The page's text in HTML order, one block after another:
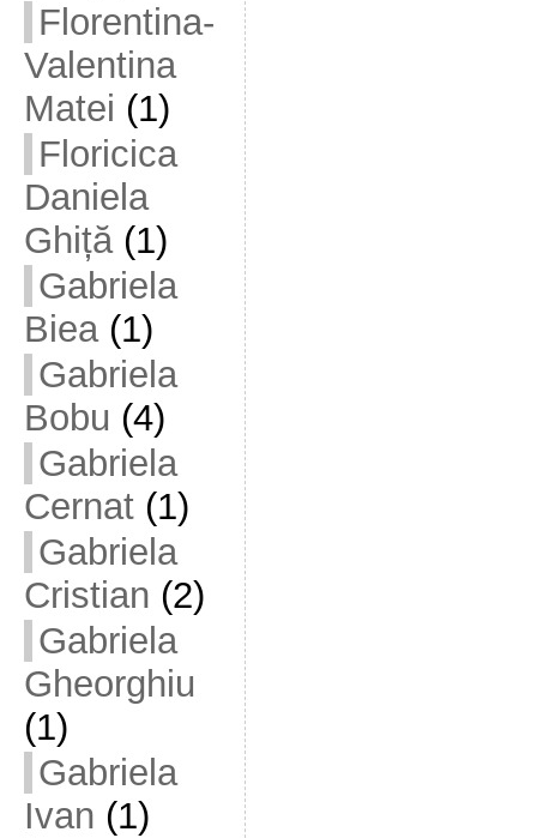
Florentina-
Valentina
Matei (1)
Floricica
Daniela
Ghiță(1)
Gabriela
Biea(1)
Gabriela
Bobu (4)
Gabriela
Cernat(1)
Gabriela
Cristian (2)
Gabriela
Gheorghiu
(1)
Gabriela
Ivan (1)